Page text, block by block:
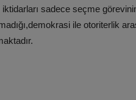
sadece seçme
ile otoriterlik